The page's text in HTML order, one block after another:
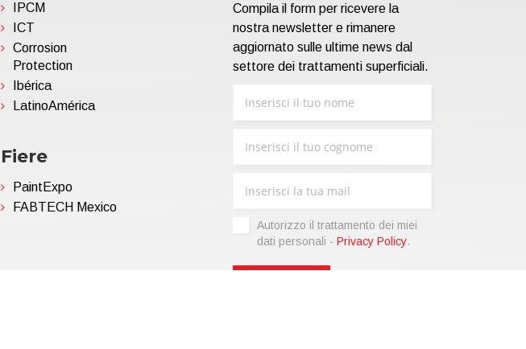
IPCM
ICT
Corrosion
Protection
Ibérica
LatinoAmérica
Fiere
PaintExpo
FABTECH Mexico
Compila il form per ricevere la
nostra newsletter e rimanere
aggiornato sulle ultime news dal
settore dei trattamenti superficiali.
Autorizzo il trattamento dei miei
dati personali - Privacy Policy.